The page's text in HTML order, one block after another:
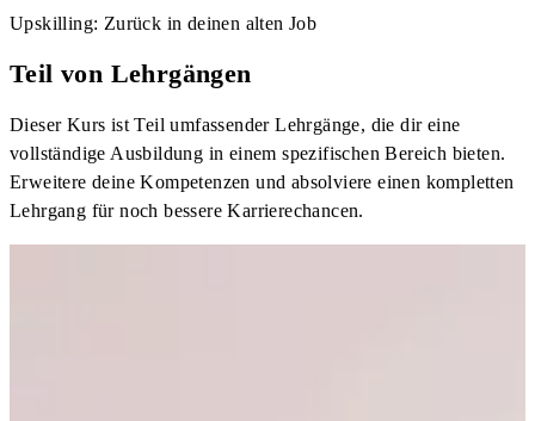
Upskilling: Zurück in deinen alten Job
Teil von Lehrgängen
Dieser Kurs ist Teil umfassender Lehrgänge, die dir eine
vollständige Ausbildung in einem spezifischen Bereich bieten.
Erweitere deine Kompetenzen und absolviere einen kompletten
Lehrgang für noch bessere Karrierechancen.